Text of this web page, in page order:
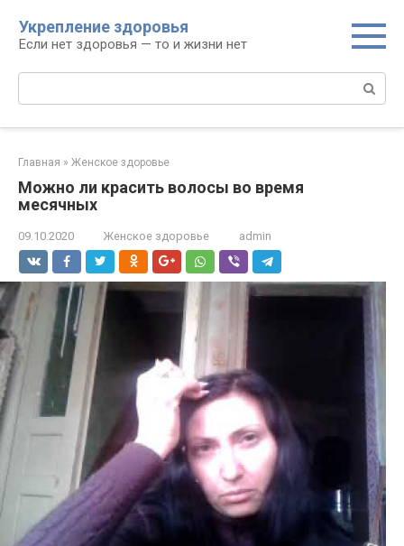
контенту
Укрепление здоровья
Если нет здоровья — то и жизни нет
Поиск:
Главная » Женское здоровье
Можно ли красить волосы во время
месячных
09.10.2020 Женское здоровье admin